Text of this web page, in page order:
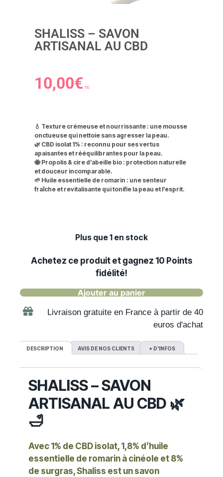
SHALISS – SAVON
ARTISANAL AU CBD
10,00€ ttc
💧 Texture crémeuse et nourrissante : une mousse
onctueuse qui nettoie sans agresser la peau.
🌿 CBD isolat 1% : reconnu pour ses vertus
apaisantes et rééquilibrantes pour la peau.
🐝 Propolis & cire d’abeille bio : protection naturelle
et douceur incomparable.
🌱 Huile essentielle de romarin : une senteur
fraîche et revitalisante qui tonifie la peau et l’esprit.
Plus que 1 en stock
Achetez ce produit et gagnez 10 Points
fidélité!
Ajouter au panier
Livraison gratuite en France à partir de 40
euros d'achat
DESCRIPTION AVIS DE NOS CLIENTS + D'INFOS
SHALISS – SAVON
ARTISANAL AU CBD 🌿
🛁
Avec 1% de CBD isolat, 1,8% d’huile
essentielle de romarin à cinéole et 8%
de surgras,Shaliss est un savon